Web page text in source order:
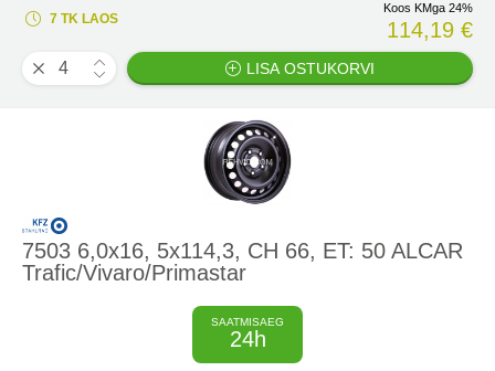
7 TK LAOS
Koos KMga 24%
114,19 €
LISA OSTUKORVI
7503 6,0x16, 5x114,3, CH 66, ET: 50 ALCAR
Trafic/Vivaro/Primastar
SAATMISAEG
24h